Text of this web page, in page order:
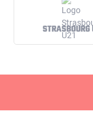
STRASBOURG